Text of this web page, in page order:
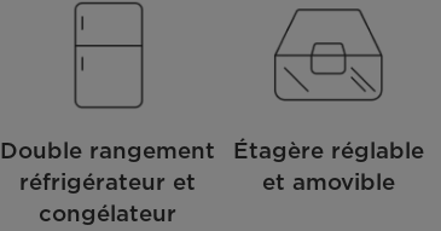
Double rangement
réfrigérateur et
congélateur
Étagère réglable
et amovible